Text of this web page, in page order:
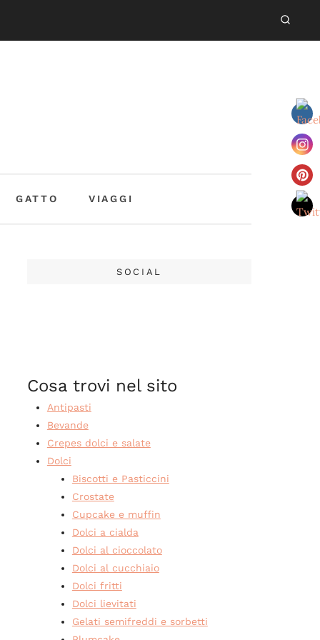
GATTO VIAGGI
SOCIAL
Cosa trovi nel sito
Antipasti
Bevande
Crepes dolci e salate
Dolci
Biscotti e Pasticcini
Crostate
Cupcake e muffin
Dolci a cialda
Dolci al cioccolato
Dolci al cucchiaio
Dolci fritti
Dolci lievitati
Gelati semifreddi e sorbetti